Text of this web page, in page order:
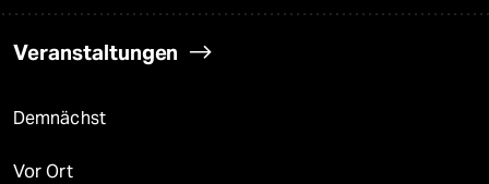
Veranstaltungen
Demnächst
Vor Ort